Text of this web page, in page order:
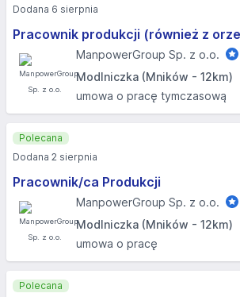
Pracownik produkcji (również z
ManpowerGroup Sp. z o.o.
Modlniczka (Mników - 12km)
umowa o pracę tymczasową
Dodana 6 sierpnia
Pracownik/ca Produkcji
ManpowerGroup Sp. z o.o.
Modlniczka (Mników - 12km)
umowa o pracę
Polecana
Dodana 2 sierpnia
Polecana